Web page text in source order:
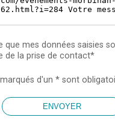
que mes données saisies
de la prise de contact*
d'un * sont